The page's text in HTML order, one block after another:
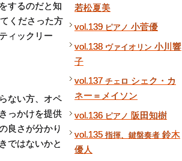
するのだと知
くださった方
ィックリー
ない方、オペ
っかけを提供
良さが分かり
ではないかと
若松夏美
vol.139 ピアノ 小菅優
vol.138 ヴァイオリン 小川響
子
vol.137 チェロ シェク・カ
ネー＝メイソン
vol.136 ピアノ 阪田知樹
vol.135 指揮、鍵盤奏者 鈴木
優人